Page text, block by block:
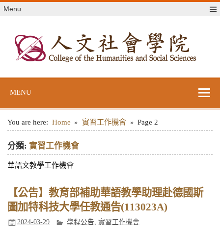
Skip
toMenu
MENU
You are here: Home 實習工作機會 Page 2
分類:實習工作機會
華語文教學工作機會
【公告】教育部補助華語教學助理赴德國斯
圖加特科技大學任教通告(113023A)
2024-03-29 學程公告 ,實習工作機會